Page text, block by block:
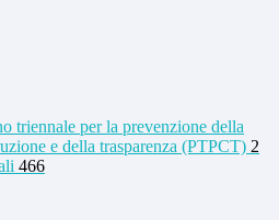
triennale per la prevenzione della
e della trasparenza (PTPCT) 2
466